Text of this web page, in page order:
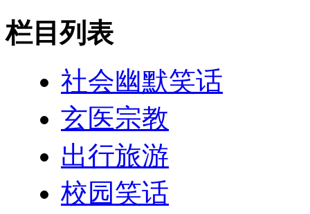
栏目列表
社会幽默笑话
玄医宗教
出行旅游
校园笑话